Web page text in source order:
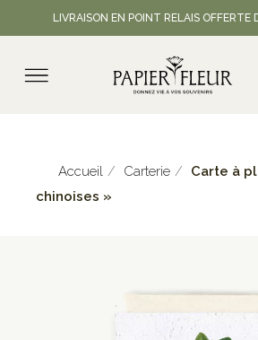
LIVRAISON EN POINT RELAIS OFFERTE
Accueil Carterie
Carte à
chinoises »